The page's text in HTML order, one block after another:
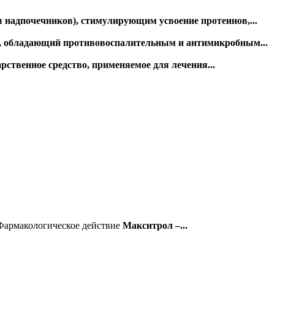
стимулирующим усвоение протеинов,...
обладающий противовоспалительным и антимикробным...
средство, применяемое для лечения...
действие Макситрол –...